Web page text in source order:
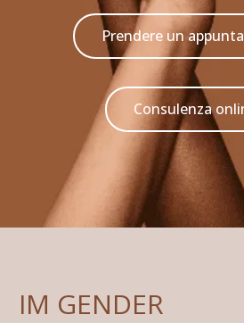
Prendere un
Consulenza
IM GENDER